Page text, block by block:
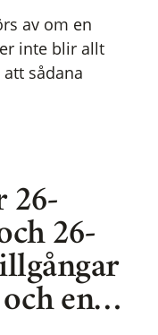
av om en
inte blir allt
sådana
26-
26-
en…